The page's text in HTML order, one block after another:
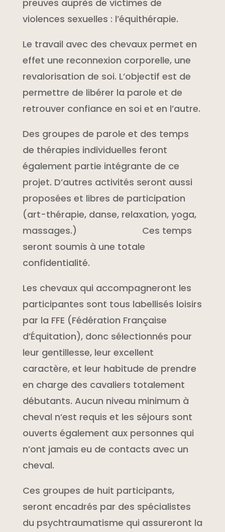
preuves auprès de victimes de
violences sexuelles : l’équithérapie.
Le travail avec des chevaux permet en
effet une reconnexion corporelle, une
revalorisation de soi. L’objectif est de
permettre de libérer la parole et de
retrouver confiance en soi et en l’autre.
Des groupes de parole et des temps
de thérapies individuelles feront
également partie intégrante de ce
projet. D’autres activités seront aussi
proposées et libres de participation
(art-thérapie, danse, relaxation, yoga,
massages.) Ces temps
seront soumis à une totale
confidentialité.
Les chevaux qui accompagneront les
participantes sont tous labellisés loisirs
par la FFE (Fédération Française
d’Équitation), donc sélectionnés pour
leur gentillesse, leur excellent
caractère, et leur habitude de prendre
en charge des cavaliers totalement
débutants. Aucun niveau minimum à
cheval n’est requis et les séjours sont
ouverts également aux personnes qui
n’ont jamais eu de contacts avec un
cheval.
Ces groupes de huit participants,
seront encadrés par des spécialistes
du psychtraumatisme qui assureront la